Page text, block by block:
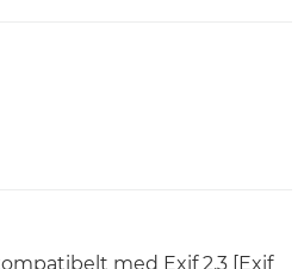
med Exif 2.3 [Exif